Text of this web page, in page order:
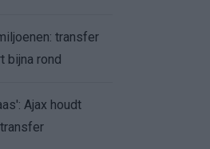
transfer
bijna rond
Ajax houdt